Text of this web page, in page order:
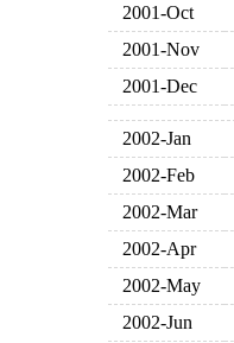
2001-Oct
2001-Nov
2001-Dec
2002-Jan
2002-Feb
2002-Mar
2002-Apr
2002-May
2002-Jun